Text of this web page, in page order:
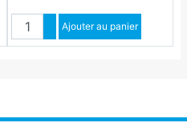
QuantitéAugmenter quantité
Diminuer quantité
Ajouter au panier